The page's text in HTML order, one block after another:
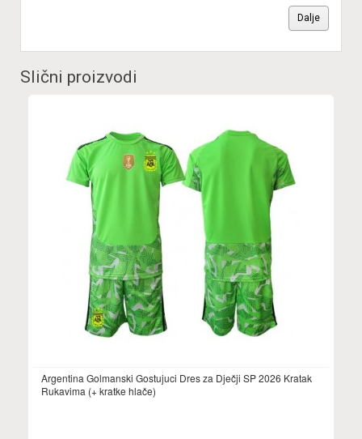
Dalje
Slični proizvodi
Argentina Golmanski Gostujuci Dres za Dječji SP 2026 Kratak
Rukavima (+ kratke hlače)